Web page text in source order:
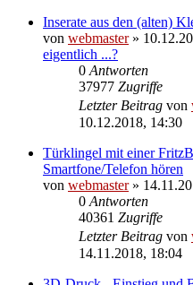
Inserate aus den (alten)
von webmaster»
eigentlich ...?
0 Antworten
37977 Zugriffe
Letzter Beitrag von
10.12.2018, 14:30
Türklingel mit einer
Smartfone/Telefon hören
von webmaster»
0 Antworten
40361 Zugriffe
Letzter Beitrag von
14.11.2018, 18:04